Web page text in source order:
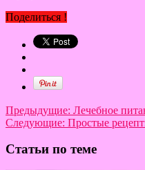
Поделиться !
Предыдущие: Лечебное
Следующие: Простые
Статьи по теме